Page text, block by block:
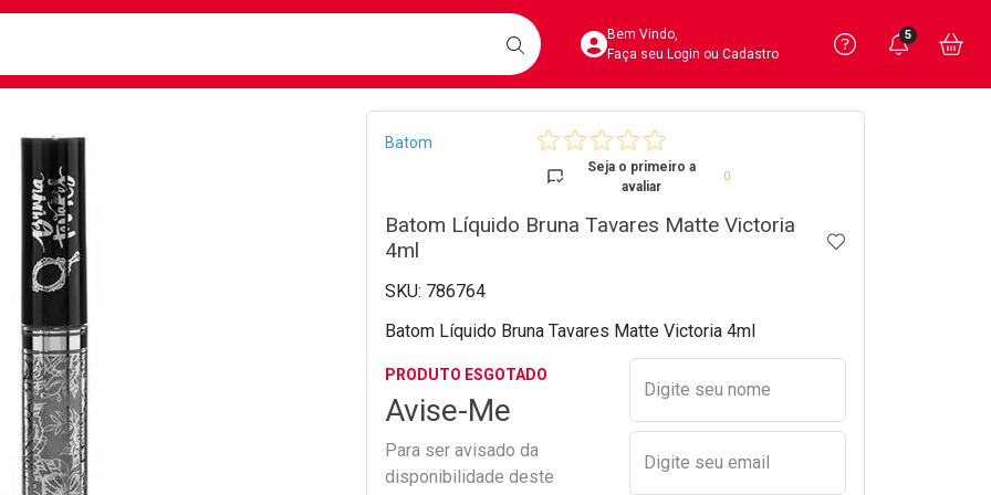
BUSCARAcesse sua Conta
Bem Vindo,
Faça seu Login ou Cadastro
Precisa
Ver Recursos
Você
5
Breadcrumb
Batom
Seja o primeiro a
avaliar
0
Batom Líquido Bruna Tavares Matte Victoria
4ml
ADICIONAR AOS
786764
Batom Líquido Bruna Tavares Matte Victoria 4ml
PRODUTO ESGOTADO
Avise-Me
Para ser avisado da
disponibilidade deste
Preencher nome e email
Digite seu nome
Digite seu email